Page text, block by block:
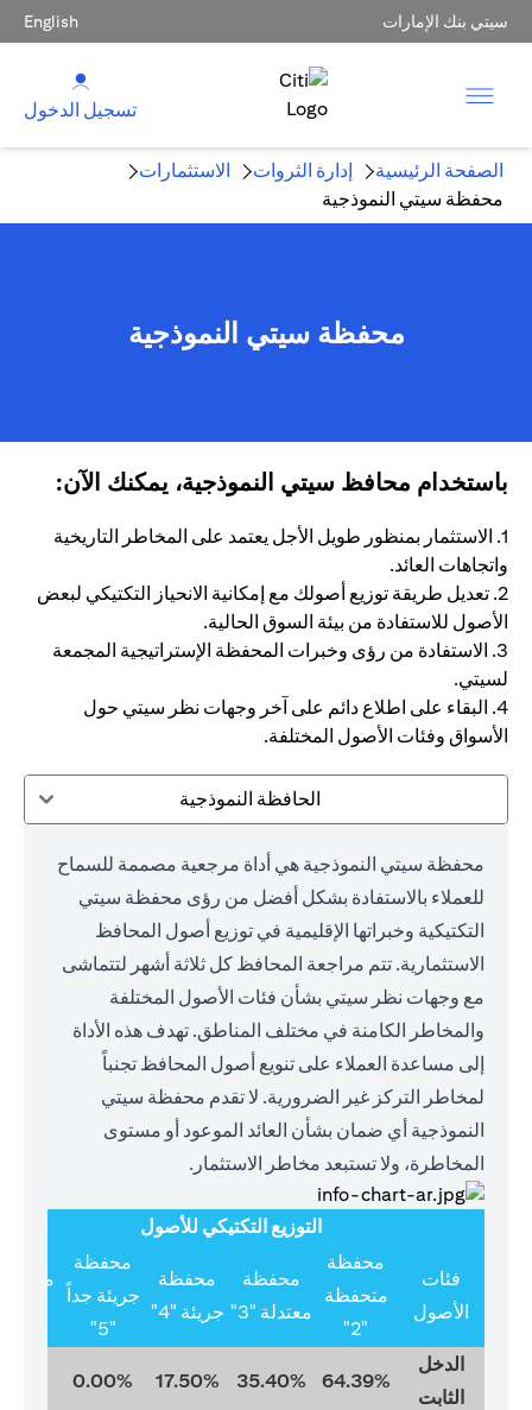
سيتي بنك الإمارات English
تسجيل الدخول
الصفحة الرئيسية إدارة الثروات
الاستثمارات
محفظة سيتي النموذجية
محفظة سيتي النموذجية
باستخدام محافظ سيتي النموذجية، يمكنك الآن:
1. الاستثمار بمنظور طويل الأجل يعتمد على المخاطر التاريخية
واتجاهات العائد.
2. تعديل طريقة توزيع أصولك مع إمكانية الانحياز التكتيكي لبعض
الأصول للاستفادة من بيئة السوق الحالية.
3. الاستفادة من رؤى وخبرات المحفظة الإستراتيجية المجمعة
لسيتي.
4. البقاء على اطلاع دائم على آخر وجهات نظر سيتي حول
الأسواق وفئات الأصول المختلفة.
الحافظة النموذجية
محفظة سيتي النموذجية هي أداة مرجعية مصممة للسماح
للعملاء بالاستفادة بشكل أفضل من رؤى محفظة سيتي
التكتيكية وخبراتها الإقليمية في توزيع أصول المحافظ
الاستثمارية. تتم مراجعة المحافظ كل ثلاثة أشهر لتتماشى
مع وجهات نظر سيتي بشأن فئات الأصول المختلفة
والمخاطر الكامنة في مختلف المناطق. تهدف هذه الأداة
إلى مساعدة العملاء على تنويع أصول المحافظ تجنباً
لمخاطر التركز غير الضرورية. لا تقدم محفظة سيتي
النموذجية أي ضمان بشأن العائد الموعود أو مستوى
المخاطرة، ولا تستبعد مخاطر الاستثمار.
التوزيع التكتيكي للأصول
فئات
الأصول
محفظة
متحفظة
"2"
محفظة
معتدلة "3"
محفظة
جريئة "4"
محفظة
جريئة جداً
"5"
الدخل
الثابت
64.39%
35.40%
17.50%
0.00%